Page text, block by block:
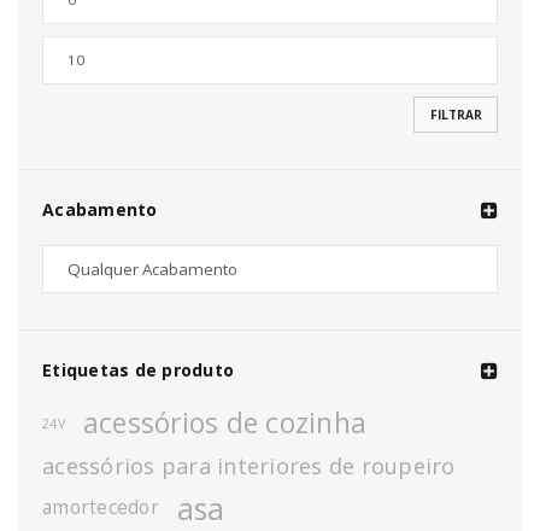
FILTRAR
Acabamento
Etiquetas de produto
24V acessórios de cozinha
acessórios para interiores de roupeiro
amortecedor asa